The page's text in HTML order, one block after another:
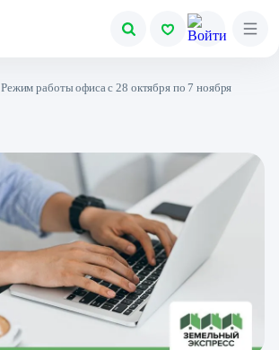
Режим работы офиса с 28 октября по 7 ноября